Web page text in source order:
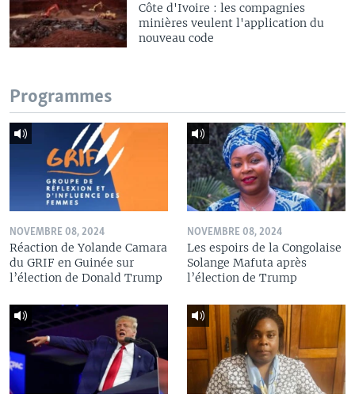
Côte d'Ivoire : les compagnies
minières veulent l'application du
nouveau code
Programmes
NOVEMBRE 08, 2024
Réaction de Yolande Camara
du GRIF en Guinée sur
l’élection de Donald Trump
NOVEMBRE 08, 2024
Les espoirs de la Congolaise
Solange Mafuta après
l’élection de Trump